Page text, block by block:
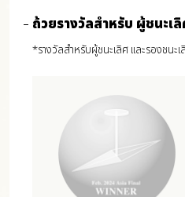
ถ้วยรางวัลสำหรับ ผู้ชนะเ
*รางวัลสำหรับผู้ชนะเลิศ และรองชนะเ